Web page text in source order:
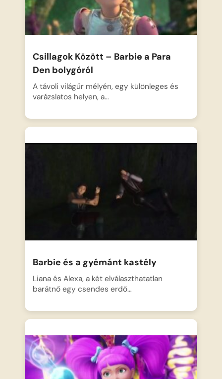
Csillagok Között – Barbie a Para
Den bolygóról
A távoli világűr mélyén, egy különleges és
varázslatos helyen, a…
Barbie és a gyémánt kastély
Liana és Alexa, a két elválaszthatatlan
barátnő egy csendes erdő…